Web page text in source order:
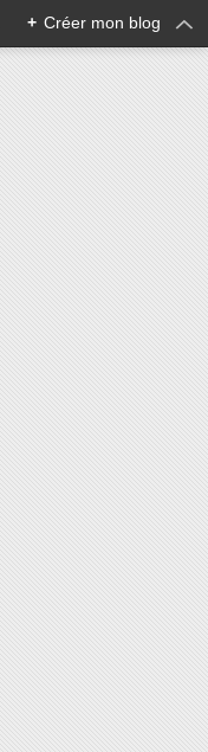
+ Créer mon blog